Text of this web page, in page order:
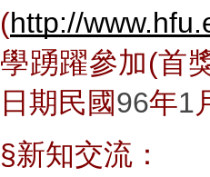
(http://
學踴躍參加(首
日期民國96年1
§新知交流：